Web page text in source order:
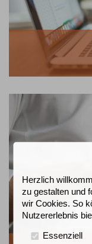
Herzlich
zu gestalten und
wir Cookies. So
Nutzererlebnis
Essenziell